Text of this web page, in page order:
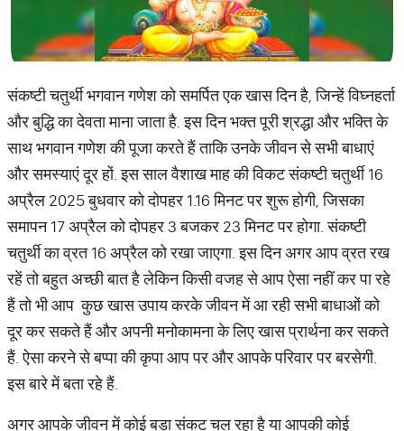
संकष्टी चतुर्थी भगवान गणेश को समर्पित एक खास दिन है, जिन्हें विघ्नहर्ता
और बुद्धि का देवता माना जाता है. इस दिन भक्त पूरी श्रद्धा और भक्ति के
साथ भगवान गणेश की पूजा करते हैं ताकि उनके जीवन से सभी बाधाएं
और समस्याएं दूर हों. इस साल वैशाख माह की विकट संकष्टी चतुर्थी 16
अप्रैल 2025 बुधवार को दोपहर 1.16 मिनट पर शुरू होगी, जिसका
समापन 17 अप्रैल को दोपहर 3 बजकर 23 मिनट पर होगा. संकष्टी
चतुर्थी का व्रत 16 अप्रैल को रखा जाएगा. इस दिन अगर आप व्रत रख
रहें तो बहुत अच्छी बात है लेकिन किसी वजह से आप ऐसा नहीं कर पा रहे
हैं तो भी आप कुछ खास उपाय करके जीवन में आ रही सभी बाधाओं को
दूर कर सकते हैं और अपनी मनोकामना के लिए खास प्रार्थना कर सकते
हैं. ऐसा करने से बप्पा की कृपा आप पर और आपके परिवार पर बरसेगी.
इस बारे में बता रहे हैं.
अगर आपके जीवन में कोई बड़ा संकट चल रहा है या आपकी कोई